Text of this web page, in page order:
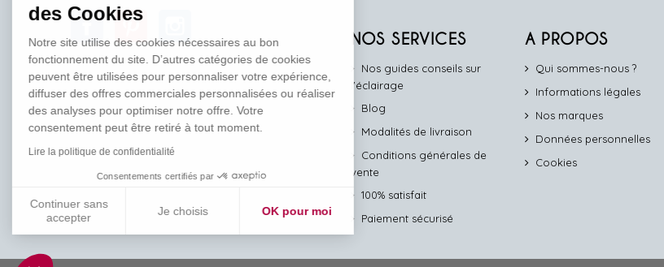
Facebook
NOS SERVICES
Nos guides conseils sur
l'éclairage
Blog
Modalités de livraison
Conditions générales de
vente
100% satisfait
Paiement sécurisé
A PROPOS
Qui sommes-nous ?
Informations légales
Nos marques
Données personnelles
Cookies
des Cookies
Notre site utilise des cookies nécessaires au bon
fonctionnement du site. D’autres catégories de cookies
peuvent être utilisées pour personnaliser votre expérience,
diffuser des offres commerciales personnalisées ou réaliser
des analyses pour optimiser notre offre. Votre
consentement peut être retiré à tout moment.
Lire la politique de confidentialité
Consentements certifiés par
Continuer sans
accepter
Je choisis OK pour moi